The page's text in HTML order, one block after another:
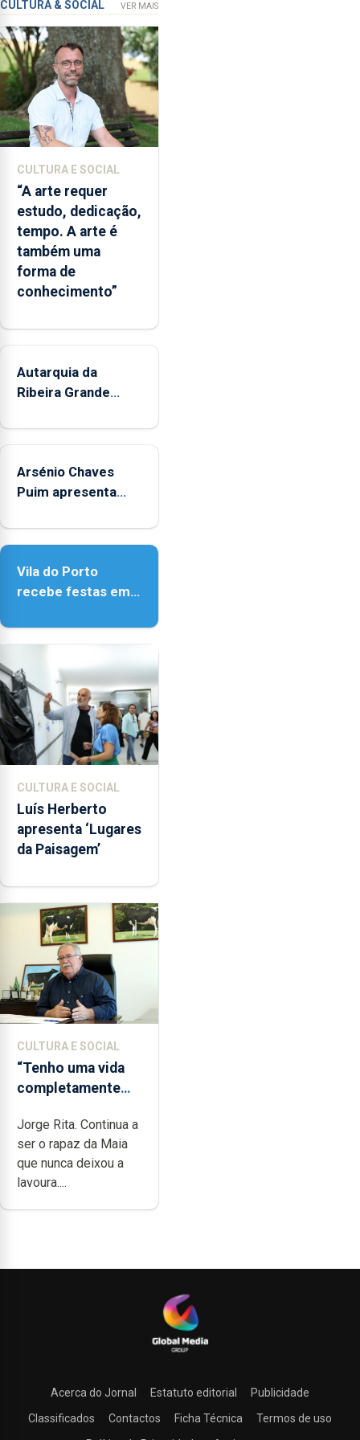
financiamento
para
os
bombeiros
dos
Açores
com
responsabilidades
partilhadas
entre
o
Governo
Regional
e
municípios.
CULTURA & SOCIAL VER MAIS
CULTURA E SOCIAL
“A arte requer
estudo, dedicação,
tempo. A arte é
também uma
forma de
conhecimento”
Autarquia da
Ribeira Grande
"Museus no Verão"
Arsénio Chaves
Puim apresenta
de Vila do Porto
Vila do Porto
recebe festas em
Senhora da
CULTURA E SOCIAL
Luís Herberto
apresenta ‘Lugares
da Paisagem’
CULTURA E SOCIAL
“Tenho uma vida
completamente
dedicação, gosto e
muita paixão”
Jorge Rita. Continua a
ser o rapaz da Maia
que nunca deixou a
lavoura....
Acerca do Jornal Estatuto editorial
Publicidade
Classificados
Contactos Ficha Técnica
Termos de uso